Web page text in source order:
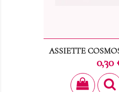
ASSIETTE
Prix
0,30